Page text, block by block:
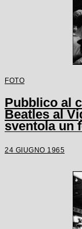
FOTO
Pubblico al
Beatles al
sventola un
24 GIUGNO 1965